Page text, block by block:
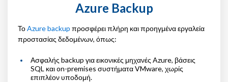
Azure Backup
ΤοAzure backup προσφέρει πλήρη και προηγμένα εργαλεία
προστασίας δεδομένων, όπως:
Ασφαλής backup για εικονικές μηχανές Azure, βάσεις
SQL και on-premises συστήματα VMware, χωρίς
επιπλέον υποδομή.